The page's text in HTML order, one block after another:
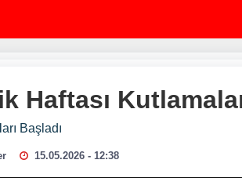
Haftası
Başladı
15.05.2026 - 12:38